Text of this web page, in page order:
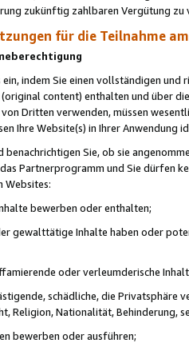
zukünftig zahlbaren Vergütung zu
für die Teilnahme
indem Sie einen vollständigen
content) enthalten und über
Dritten verwenden, müssen
Ihre Website(s) in Ihrer Anwendung
Sie, ob sie
Partnerprogramm und Sie dürfen
Websites:
bewerben oder enthalten;
gewalttätige Inhalte haben oder
oder verleumderische
schädliche, die Privatsphäre
Religion, Nationalität, Behinderung,
bewerben oder ausführen;